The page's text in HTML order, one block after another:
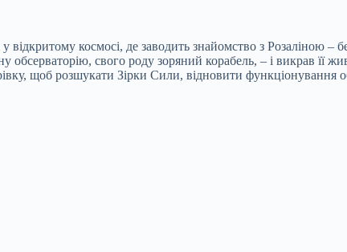
космосі, де заводить знайомство з Розаліною –
свого роду зоряний корабель, – і викрав її
щоб розшукати Зірки Сили, відновити функціонування